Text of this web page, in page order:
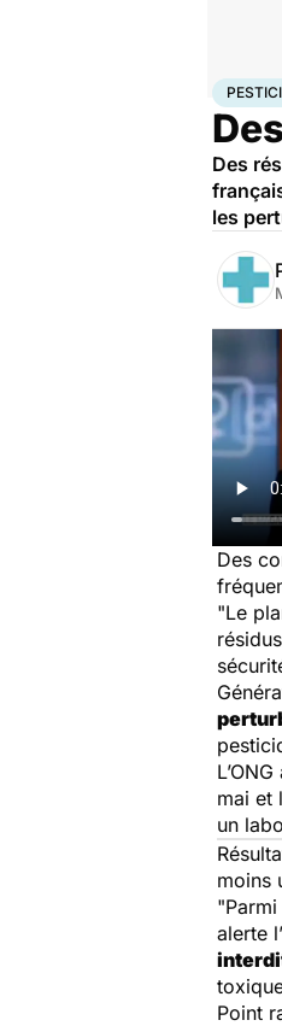
Accueil
Des
les
Des
"Le
mai et
un
moins
alerte
Point